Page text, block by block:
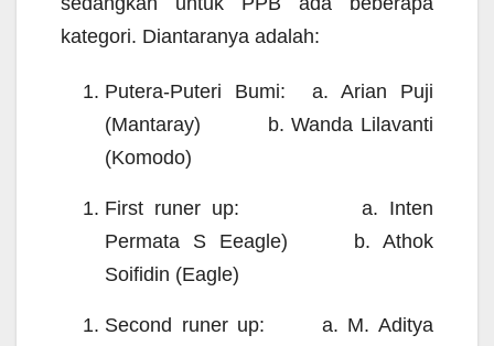
kategori. Diantaranya adalah:
Putera-Puteri Bumi: a. Arian Puji
(Mantaray)
b. Wanda Lilavanti
(Komodo)
First runer up: a. Inten
Permata S Eeagle) b. Athok
Soifidin (Eagle)
Second runer up: a. M. Aditya